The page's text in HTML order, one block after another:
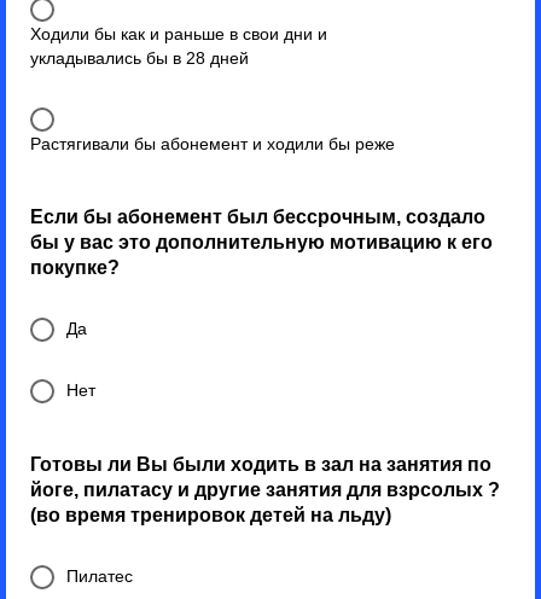
Ходили бы как и раньше в свои дни и
укладывались бы в 28 дней
Растягивали бы абонемент и ходили бы реже
Если бы абонемент был бессрочным, создало
бы у вас это дополнительную мотивацию к его
покупке?
Да
Нет
Готовы ли Вы были ходить в зал на занятия по
йоге, пилатасу и другие занятия для взрсолых ?
(во время тренировок детей на льду)
Пилатес